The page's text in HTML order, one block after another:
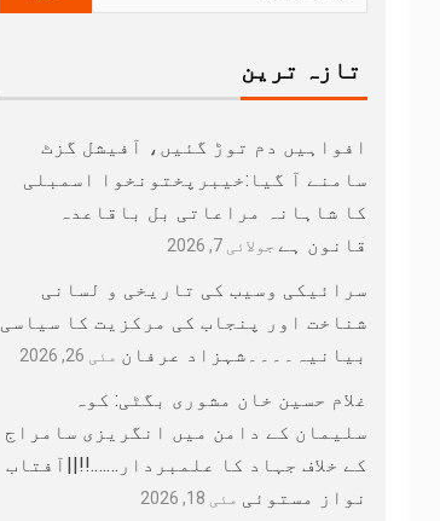
تازہ ترین
افواہیں دم توڑ گئیں، آفیشل گزٹ
سامنے آ گیا:خیبرپختونخوا اسمبلی
کا شاہانہ مراعاتی بل باقاعدہ
قانون ہے جولائی 7, 2026
سرائیکی وسیب کی تاریخی و لسانی
شناخت اور پنجاب کی مرکزیت کا سیاسی
بیانیہ۔۔۔۔شہزاد عرفان مئی 26, 2026
غلام حسین خان مشوری بگٹی: کوہ
سلیمان کے دامن میں انگریزی سامراج
کے خلاف جہاد کا علمبردار…….!!||آفتاب
نواز مستوئی مئی 18, 2026